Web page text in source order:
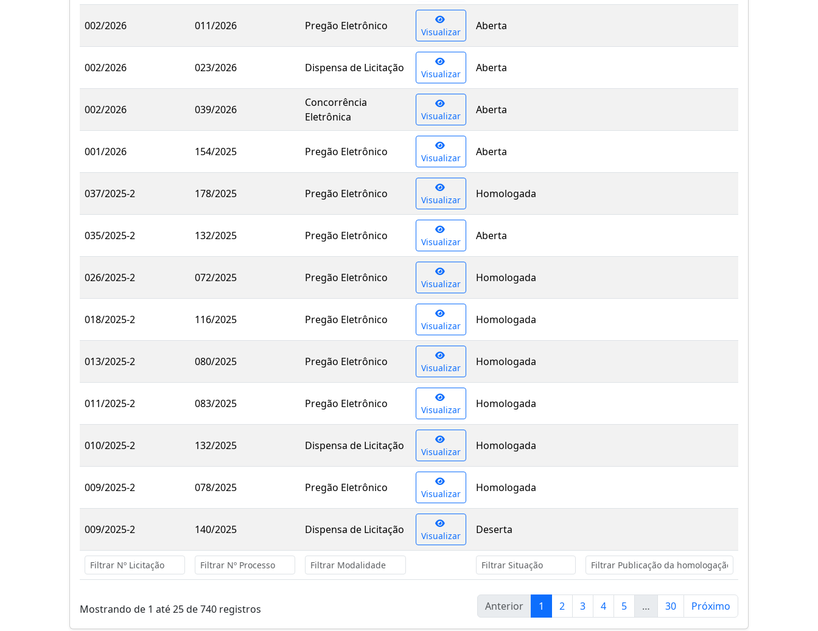
002/2026 011/2026 Pregão Eletrônico Visualizar Aberta
002/2026 023/2026 Dispensa de Licitação Visualizar Aberta
002/2026 039/2026
Concorrência
Eletrônica
Visualizar Aberta
001/2026 154/2025 Pregão Eletrônico Visualizar Aberta
037/2025-2 178/2025 Pregão Eletrônico Visualizar Homologada
035/2025-2 132/2025 Pregão Eletrônico Visualizar Aberta
026/2025-2 072/2025 Pregão Eletrônico Visualizar Homologada
018/2025-2 116/2025 Pregão Eletrônico Visualizar Homologada
013/2025-2 080/2025 Pregão Eletrônico Visualizar Homologada
011/2025-2 083/2025 Pregão Eletrônico Visualizar Homologada
010/2025-2 132/2025 Dispensa de Licitação Visualizar Homologada
009/2025-2 078/2025 Pregão Eletrônico Visualizar Homologada
009/2025-2 140/2025 Dispensa de Licitação Visualizar Deserta
Mostrando de 1 até 25 de 740 registros Anterior 1 2 3 4 5 … 30 Próximo